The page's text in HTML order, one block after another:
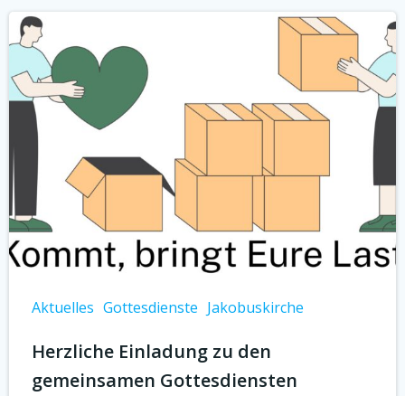
Aktuelles Gottesdienste Jakobuskirche
Herzliche Einladung zu den
gemeinsamen Gottesdiensten